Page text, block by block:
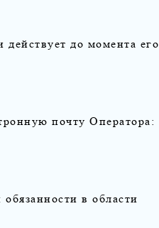
действует до момента его
почту Оператора:
в области